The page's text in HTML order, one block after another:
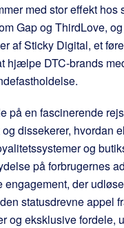
med stor effekt hos
Gap og ThirdLove,
af Sticky Digital, et
hjælpe DTC-brands
på en fascinerende
dissekerer, hvordan
og
på forbrugernes
der
statusdrevne appel
og eksklusive fordele,